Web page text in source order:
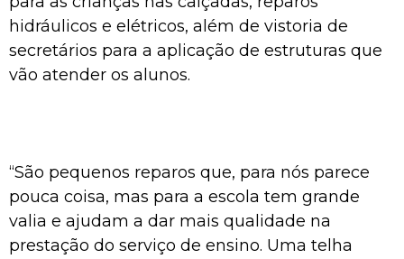
hidráulicos e elétricos, além de vistoria de
secretários para a aplicação de estruturas que
vão atender os alunos.
“São pequenos reparos que, para nós parece
pouca coisa, mas para a escola tem grande
valia e ajudam a dar mais qualidade na
prestação do serviço de ensino. Uma telha